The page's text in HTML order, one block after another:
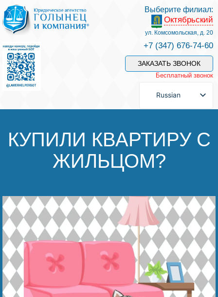
Услуги и наши специалисты
Оплата услуг
Задать вопрос
Наши победы
Видео о нас
Выберите филиал:
Октябрьский
ул. Комсомольская, д. 20
+7 (347) 676-74-60
ЗАКАЗАТЬ ЗВОНОК
Бесплатный звонок
Russian
КУПИЛИ КВАРТИРУ С
ЖИЛЬЦОМ?